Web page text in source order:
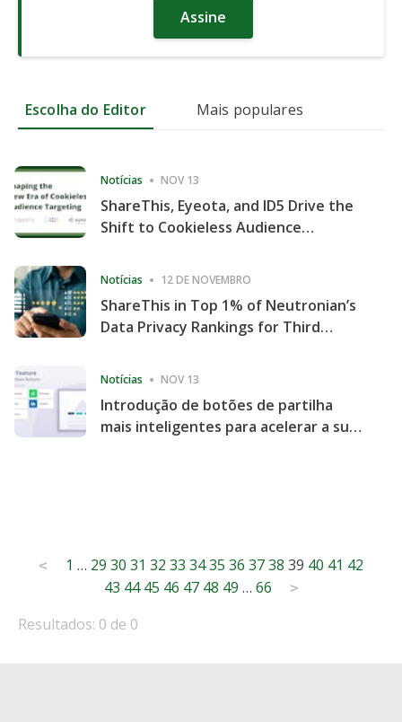
Assine
Escolha do Editor Mais populares
Notícias NOV 13
ShareThis, Eyeota, and ID5 Drive the
Shift to Cookieless Audience
Notícias 12 DE NOVEMBRO
ShareThis in Top 1% of Neutronian’s
Data Privacy Rankings for Third
Notícias NOV 13
Introdução de botões de partilha
mais inteligentes para acelerar a sua
Posts
pagination
< 1 … 29 30 31 32 33 3435 36 3738 39 40 41 42
43 44 45 46 47 48 49 … 66 >
Resultados: 0 de 0